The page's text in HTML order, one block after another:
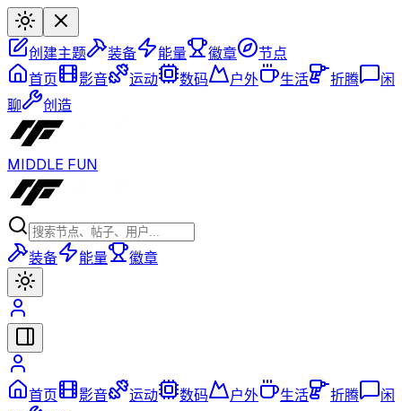
创建主题 装备 能量 徽章
节点
首页
影音 运动 数码 户外 生活 折腾
闲
聊
创造
MIDDLE FUN
装备 能量 徽章
首页 影音 运动 数码 户外 生活 折腾
闲